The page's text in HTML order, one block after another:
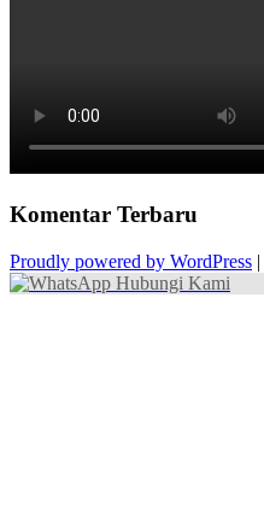
Komentar Terbaru
Proudly powered by WordPress |
Hubungi Kami